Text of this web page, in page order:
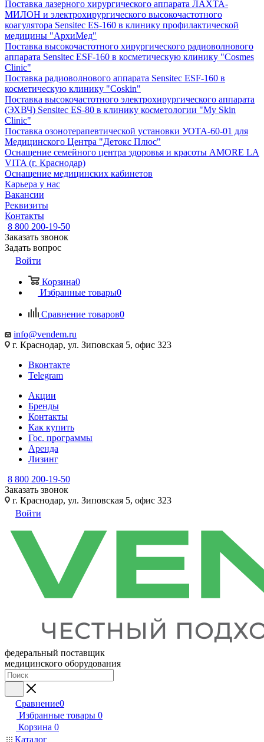
Поставка лазерного хирургического аппарата ЛАХТА-
МИЛОН и электрохирургического высокочастотного
коагулятора Sensitec ES-160 в клинику профилактической
медицины "АрхиМед"
Поставка высокочастотного хирургического радиоволнового
аппарата Sensitec ESF-160 в косметическую клинику "Cosmes
Clinic"
Поставка радиоволнового аппарата Sensitec ESF-160 в
косметическую клинику "Coskin"
Поставка высокочастотного электрохирургического аппарата
(ЭХВЧ) Sensitec ES-80 в клинику косметологии "My Skin
Clinic"
Поставка озонотерапевтической установки УОТА-60-01 для
Медицинского Центра "Детокс Плюс"
Оснащение семейного центра здоровья и красоты AMORE LA
VITA (г. Краснодар)
Оснащение медицинских кабинетов
Карьера у нас
Вакансии
Реквизиты
Контакты
8 800 200-19-50
Заказать звонок
Задать вопрос
Войти
Корзина0
Избранные товары0
Сравнение товаров0
info@vendem.ru
г. Краснодар, ул. Зиповская 5, офис 323
Вконтакте
Telegram
Акции
Бренды
Контакты
Как купить
Гос. программы
Аренда
Лизинг
8 800 200-19-50
Заказать звонок
г. Краснодар, ул. Зиповская 5, офис 323
Войти
федеральный поставщик
медицинского оборудования
Сравнение0
Избранные товары 0
Корзина 0
Каталог